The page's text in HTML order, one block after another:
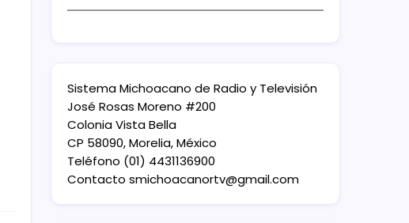
Sistema Michoacano de Radio y Televisión
José Rosas Moreno #200
Colonia Vista Bella
CP 58090, Morelia, México
Teléfono (01) 4431136900
Contacto smichoacanortv@gmail.com